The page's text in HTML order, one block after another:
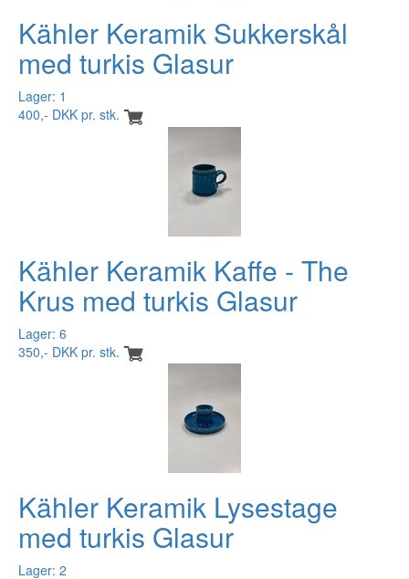
Kähler Keramik Sukkerskål
med turkis Glasur
Lager: 1
400,- DKK pr. stk.
Kähler Keramik Kaffe - The
Krus med turkis Glasur
Lager: 6
350,- DKK pr. stk.
Kähler Keramik Lysestage
med turkis Glasur
Lager: 2